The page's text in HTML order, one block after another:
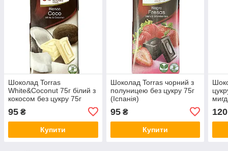
Шоколад Torras
White&Coconut 75г білий з
кокосом без цукру 75г
95 ₴
Купити
Шоколад Torras чорний з
полуницею без цукру 75г
(Іспанія)
95₴
Купити
120